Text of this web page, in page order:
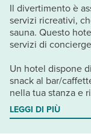
Il divertimento è
servizi ricreativi,
sauna. Questo
servizi di
Un hotel dispone
snack al bar/
nella tua stanza e
LEGGI DI PIÙ